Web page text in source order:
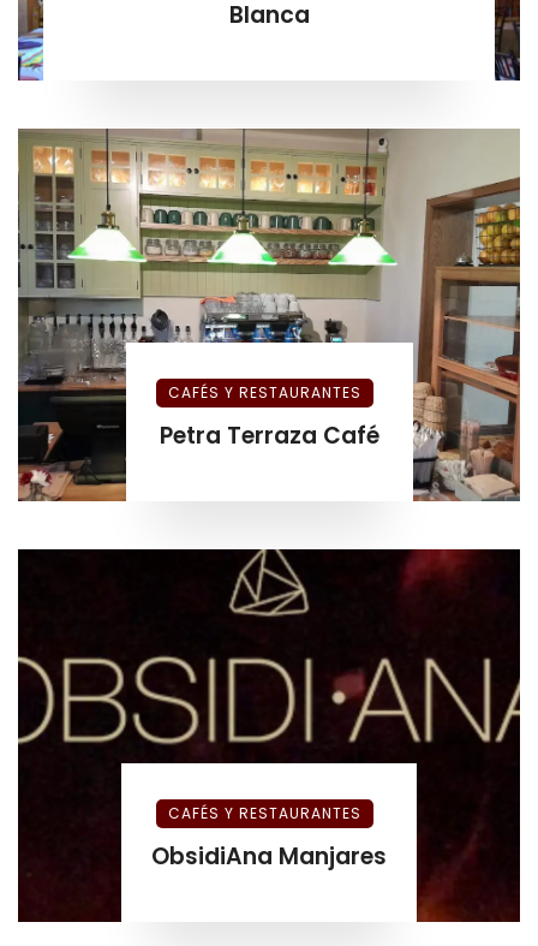
Blanca
CAFÉS Y RESTAURANTES
Petra Terraza Café
CAFÉS Y RESTAURANTES
ObsidiAna Manjares